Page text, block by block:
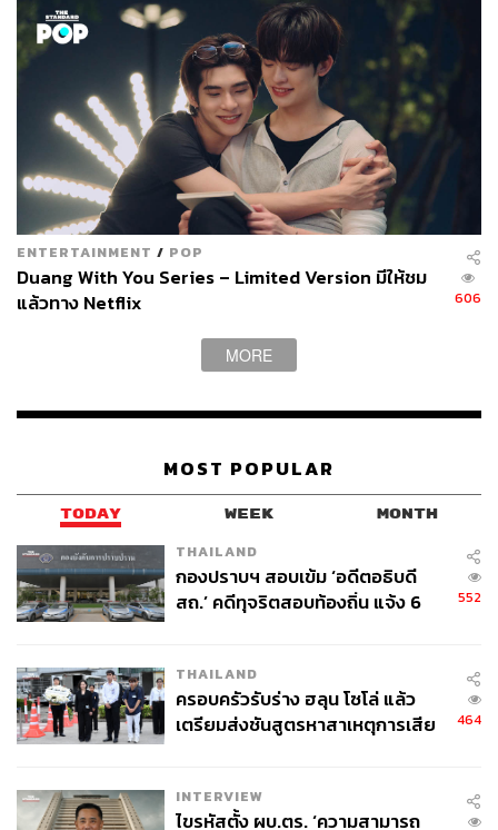
ENTERTAINMENT / POP
Duang With You Series – Limited Version มีให้ชม
แล้วทาง Netflix
606
MORE
MOST POPULAR
TODAY WEEK MONTH
THAILAND
กองปราบฯ สอบเข้ม ‘อดีตอธิบดี
สถ.’ คดีทุจริตสอบท้องถิ่น แจ้ง 6
552
THAILAND
ครอบครัวรับร่าง ฮลุน โซโล่ แล้ว
เตรียมส่งชันสูตรหาสาเหตุการเสีย
464
INTERVIEW
ไขรหัสตั้ง ผบ.ตร. ‘ความสามารถ